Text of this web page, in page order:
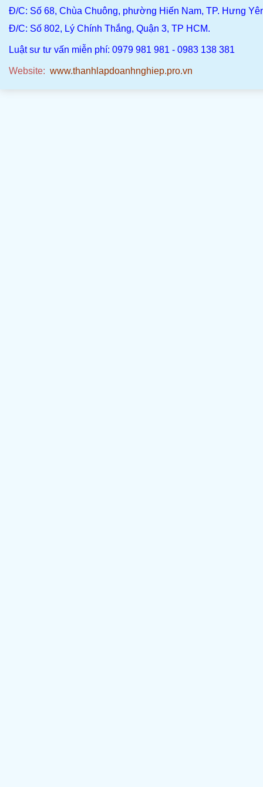
Đ/C: Số 68, Chùa Chuông, phường Hiến Nam, TP. Hưng
Đ/C: Số 802, Lý Chính Thắng, Quận 3, TP HCM.
Luật sư tư vấn miễn phí: 0979 981 981 - 0983 138 381
Website: www.thanhlapdoanhnghiep.pro.vn